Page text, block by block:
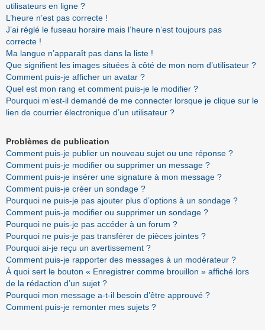
utilisateurs en ligne ?
L’heure n’est pas correcte !
J’ai réglé le fuseau horaire mais l’heure n’est toujours pas
correcte !
Ma langue n’apparaît pas dans la liste !
Que signifient les images situées à côté de mon nom d’utilisateur ?
Comment puis-je afficher un avatar ?
Quel est mon rang et comment puis-je le modifier ?
Pourquoi m’est-il demandé de me connecter lorsque je clique sur le
lien de courrier électronique d’un utilisateur ?
Problèmes de publication
Comment puis-je publier un nouveau sujet ou une réponse ?
Comment puis-je modifier ou supprimer un message ?
Comment puis-je insérer une signature à mon message ?
Comment puis-je créer un sondage ?
Pourquoi ne puis-je pas ajouter plus d’options à un sondage ?
Comment puis-je modifier ou supprimer un sondage ?
Pourquoi ne puis-je pas accéder à un forum ?
Pourquoi ne puis-je pas transférer de pièces jointes ?
Pourquoi ai-je reçu un avertissement ?
Comment puis-je rapporter des messages à un modérateur ?
À quoi sert le bouton « Enregistrer comme brouillon » affiché lors
de la rédaction d’un sujet ?
Pourquoi mon message a-t-il besoin d’être approuvé ?
Comment puis-je remonter mes sujets ?